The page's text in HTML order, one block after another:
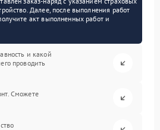
Далее, после выполнения работ
акт выполненных работ и
и какой
проводить
Сможете